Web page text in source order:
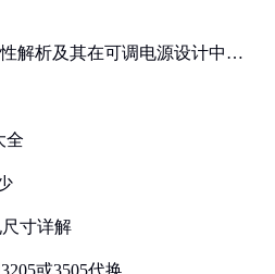
解析及其在可调电源设计中的
全
寸详解
或3505代换